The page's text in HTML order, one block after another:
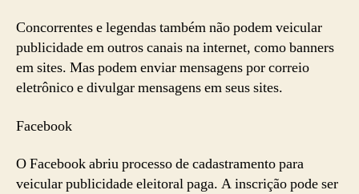
Concorrentes e legendas também não podem veicular
publicidade em outros canais na internet, como banners
em sites. Mas podem enviar mensagens por correio
eletrônico e divulgar mensagens em seus sites.
Facebook
O Facebook abriu processo de cadastramento para
veicular publicidade eleitoral paga. A inscrição pode ser